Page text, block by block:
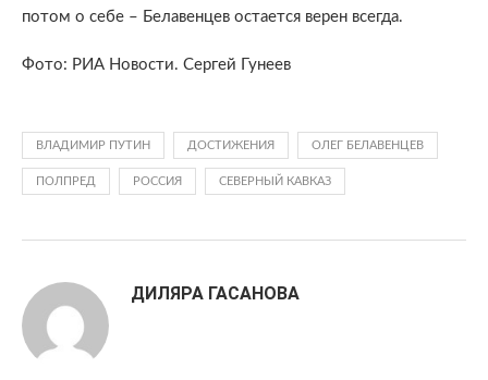
потом о себе – Белавенцев остается верен всегда.
Фото: РИА Новости. Сергей Гунеев
ВЛАДИМИР ПУТИН ДОСТИЖЕНИЯ ОЛЕГ БЕЛАВЕНЦЕВ
ПОЛПРЕД РОССИЯ СЕВЕРНЫЙ КАВКАЗ
ДИЛЯРА ГАСАНОВА